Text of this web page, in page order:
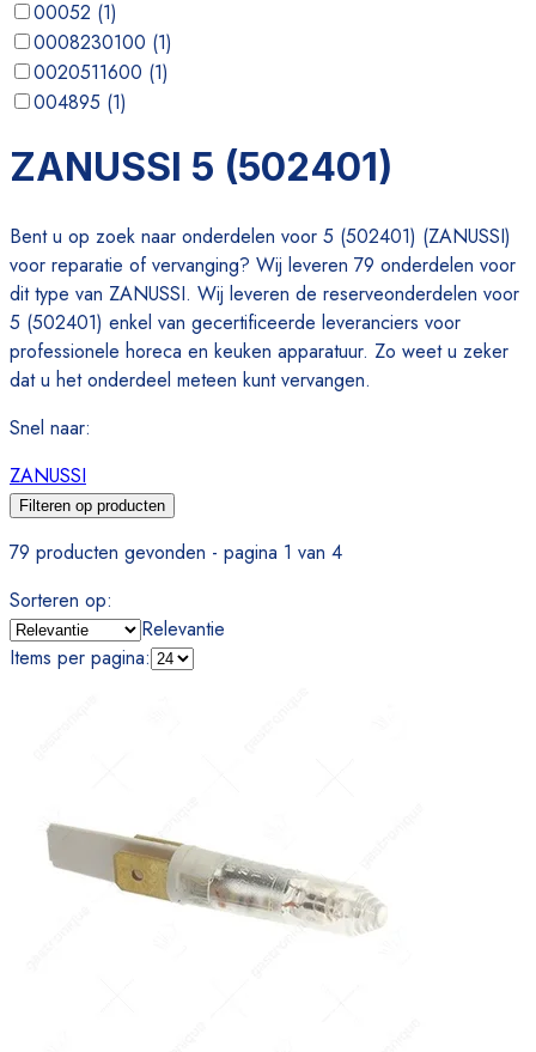
00052 (1)
0008230100 (1)
0020511600 (1)
004895 (1)
007019
)
ZANUSSI 5 (502401)
Bent u op zoek naar onderdelen voor 5 (502401) (ZANUSSI)
voor reparatie of vervanging? Wij leveren 79 onderdelen voor
dit type van ZANUSSI. Wij leveren de reserveonderdelen voor
5 (502401) enkel van gecertificeerde leveranciers voor
professionele horeca en keuken apparatuur. Zo weet u zeker
dat u het onderdeel meteen kunt vervangen.
Snel naar:
ZANUSSI
Filteren op producten
79 producten gevonden - pagina 1 van 4
Sorteren op:
Relevantie
Items per pagina: